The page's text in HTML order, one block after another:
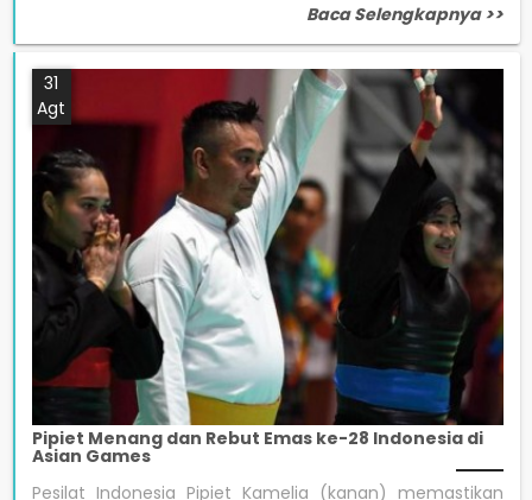
Baca Selengkapnya >>
31
Agt
Pipiet Menang dan Rebut Emas ke-28 Indonesia di
Asian Games
Pesilat Indonesia Pipiet Kamelia (kanan) memastikan